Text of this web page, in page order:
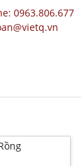
0963.806.677